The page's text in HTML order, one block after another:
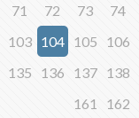
71 72 73 74
103 104 105 106
135 136 137 138
161
162